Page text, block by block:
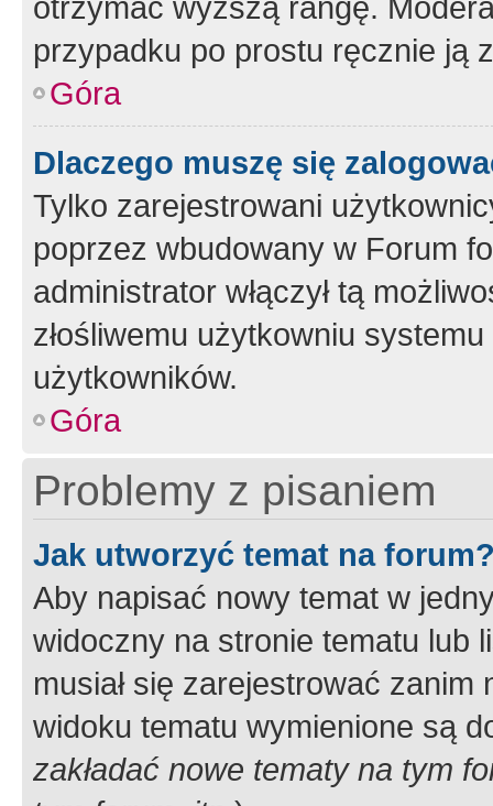
przypadku po prostu ręcznie ją
Góra
Dlaczego muszę się
Tylko zarejestrowani
poprzez wbudowany w Forum
administrator włączył tą
złośliwemu użytkowniu
użytkowników.
Góra
Problemy z pisaniem
Jak utworzyć temat na
Aby napisać nowy temat w
widoczny na stronie tematu lub
musiał się zarejestrować
widoku tematu wymienione są
zakładać nowe tematy na tym